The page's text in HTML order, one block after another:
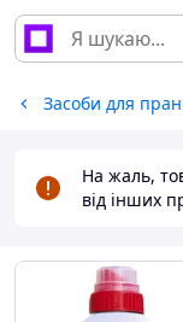
Засоби для
На жаль,
від інших